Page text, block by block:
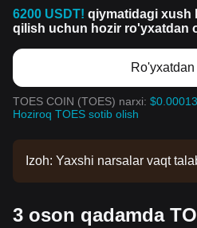
6200 USDT! qiymatidagi xush
qilish uchun hozir ro'yxatdan
TOES COIN (TOES) narxi:
Hoziroq TOES sotib olish
Izoh: Yaxshi narsalar vaqt
bo'lgach, uni sotib olish
3 oson qadamda